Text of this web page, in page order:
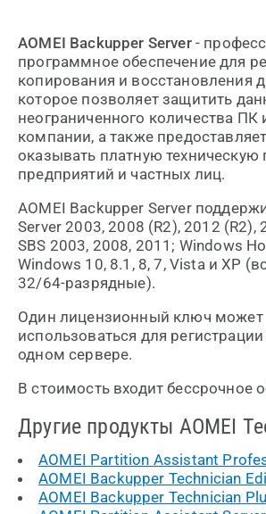
AOMEI Backupper Server-
программное обеспечение для
копирования и восстановления
которое позволяет защитить
неограниченного количества ПК
компании, а также
оказывать платную техническую
предприятий и частных лиц.
AOMEI Backupper Server
Server 2003, 2008 (R2), 2012 (R2),
SBS 2003, 2008, 2011; Windows
Windows 10, 8.1, 8, 7, Vista и XP
32/64-разрядные).
Один лицензионный ключ может
использоваться для
одном сервере.
В стоимость входит бессрочное
Другие продукты AOMEI
AOMEI Partition Assistant
AOMEI Backupper Technician
AOMEI Backupper Technician